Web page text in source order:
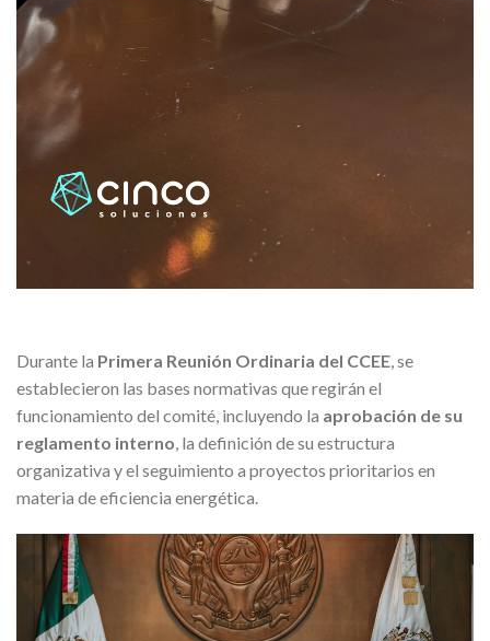
Durante la Primera Reunión Ordinaria del CCEE, se
establecieron las bases normativas que regirán el
funcionamiento del comité, incluyendo la aprobación de su
reglamento interno, la definición de su estructura
organizativa y el seguimiento a proyectos prioritarios en
materia de eficiencia energética.